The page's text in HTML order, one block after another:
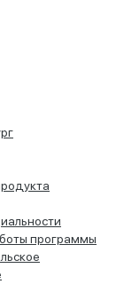
программы